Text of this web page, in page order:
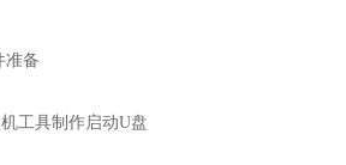
准备
工具制作启动U盘